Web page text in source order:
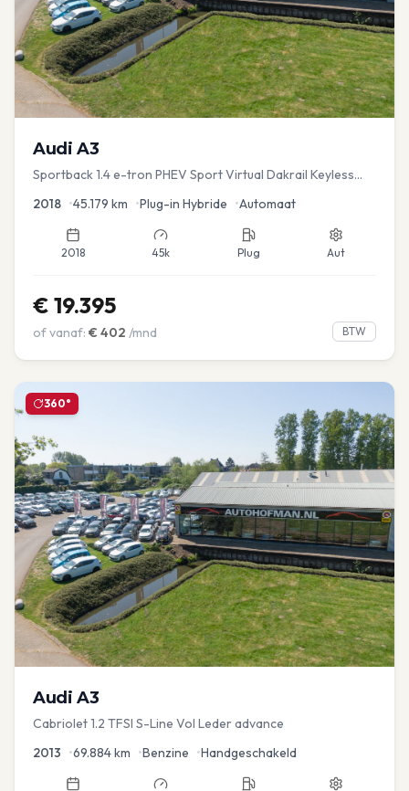
Audi A3
Sportback 1.4 e-tron PHEV Sport Virtual Dakrail Keyless
2018 •45.179 km •Plug-in Hybride •Automaat
2018 45k Plug Aut
€ 19.395
of vanaf: € 402 /mnd BTW
360°
Audi A3
Cabriolet 1.2 TFSI S-Line Vol Leder advance
2013 •69.884km •Benzine •Handgeschakeld